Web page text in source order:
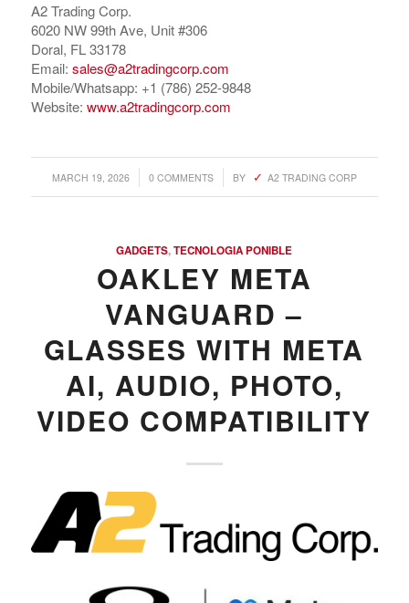
A2 Trading Corp.
6020 NW 99th Ave, Unit #306
Doral, FL 33178
Email: sales@a2tradingcorp.com
Mobile/Whatsapp: +1 (786) 252-9848
Website: www.a2tradingcorp.com
MARCH 19, 2026
/ 0 COMMENTS
/ BY A2 TRADING CORP
GADGETS,TECNOLOGIA PONIBLE
OAKLEY META
VANGUARD –
GLASSES WITH META
AI, AUDIO, PHOTO,
VIDEO COMPATIBILITY